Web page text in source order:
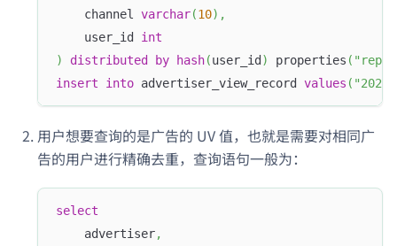
    channel
varchar(10) ,
    user_id
int
)
distributed by hash(user_id ) properties (
insert
into advertiser_view_record values (
用户想要查询的是广告的 UV 值，也就是需要对相同广
告的用户进行精确去重，查询语句一般为：
select
    advertiser
,